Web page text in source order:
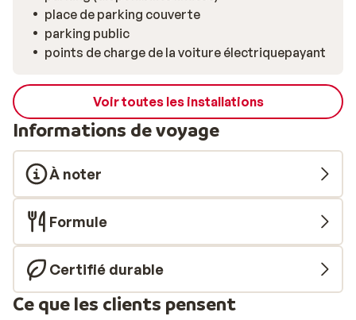
place de parking couverte
parking public
points de charge de la voiture électriquepayant
Voir toutes les installations
Informations de voyage
À noter
Formule
Certifié durable
Ce que les clients pensent